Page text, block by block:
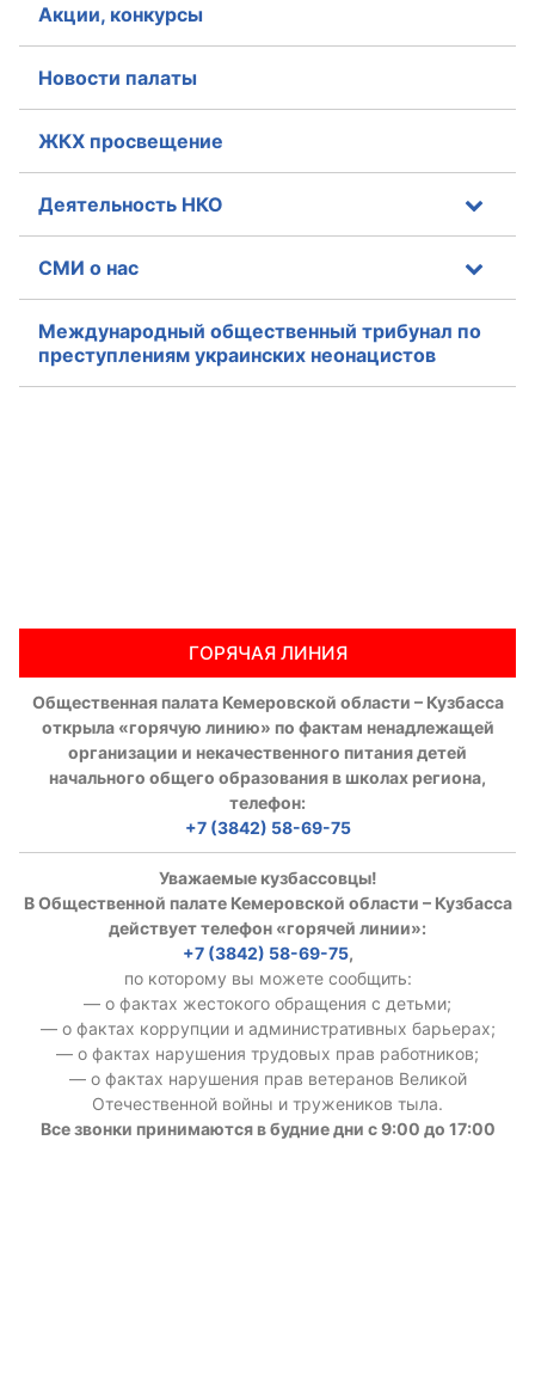
Кодекс этики ОП КО
Положения
Рекомендации
Порядок работы ЦОН
Аппарат ОП КО
Акции, конкурсы
Новости палаты
ЖКХ просвещение
Деятельность НКО
СМИ о нас
Международный общественный трибунал по
преступлениям украинских неонацистов
ГОРЯЧАЯ ЛИНИЯ
Общественная палата Кемеровской области – Кузбасса
открыла «горячую линию» по фактам ненадлежащей
организации и некачественного питания детей
начального общего образования в школах региона,
телефон:
+7 (3842) 58-69-75
Уважаемые кузбассовцы!
В Общественной палате Кемеровской области – Кузбасса
действует телефон «горячей линии»:
+7 (3842) 58-69-75,
по которому вы можете сообщить:
— о фактах жестокого обращения с детьми;
— о фактах коррупции и административных барьерах;
— о фактах нарушения трудовых прав работников;
— о фактах нарушения прав ветеранов Великой
Отечественной войны и тружеников тыла.
Все звонки принимаются в будние дни с 9:00 до 17:00